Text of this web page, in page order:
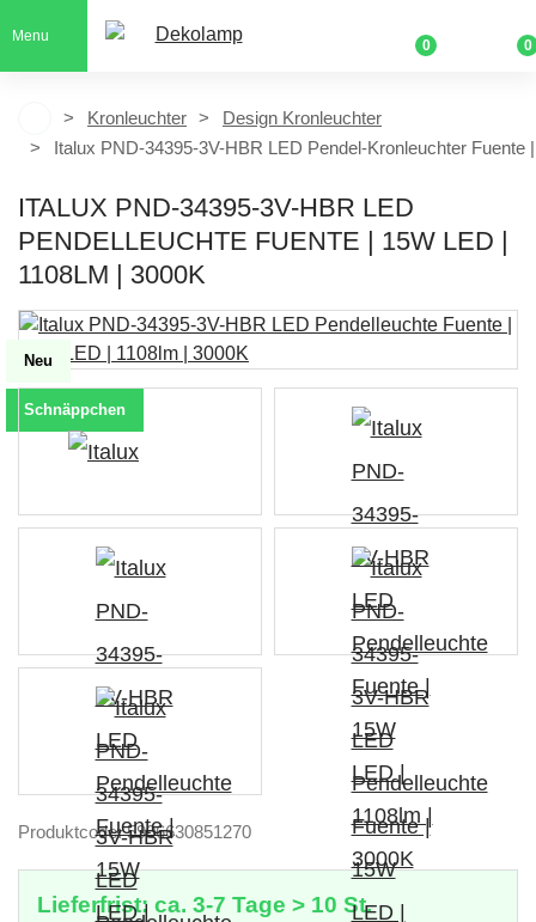
Menu
0 0
Kronleuchter
Design Kronleuchter
Italux PND-34395-3V-HBR LED Pendel-Kronleuchter Fuente
ITALUX PND-34395-3V-HBR LED
PENDELLEUCHTE FUENTE | 15W LED |
1108LM | 3000K
Neu
Schnäppchen
Produktcode: 5906630851270
Lieferfrist: ca. 3-7 Tage > 10 St.